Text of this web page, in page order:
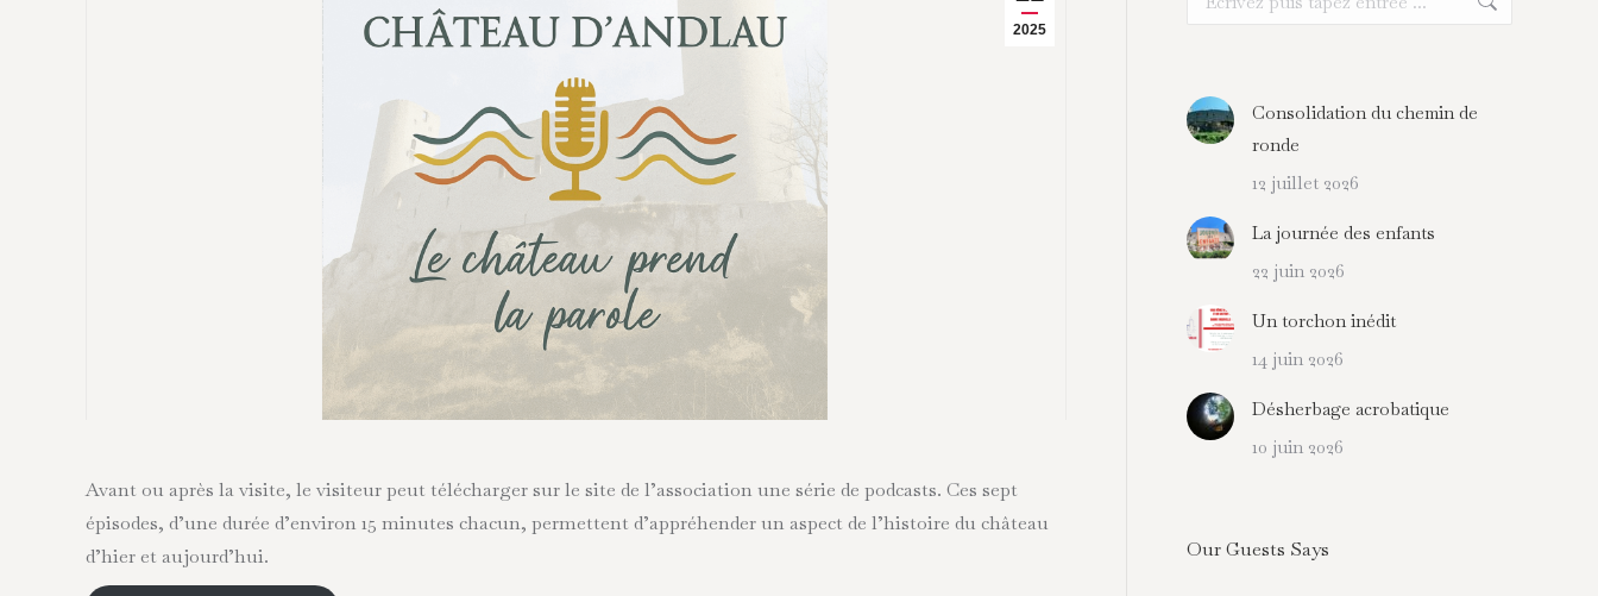
2025
Avant ou après la visite, le visiteur peut télécharger sur le site de l’association une série de podcasts. Ces sept
épisodes, d’une durée d’environ 15 minutes chacun, permettent d’appréhender un aspect de l’histoire du château
d’hier et aujourd’hui.
Consolidation du chemin de
ronde
12 juillet 2026
La journée des enfants
22 juin 2026
Un torchon inédit
14 juin 2026
Désherbage acrobatique
10 juin 2026
Our Guests Says